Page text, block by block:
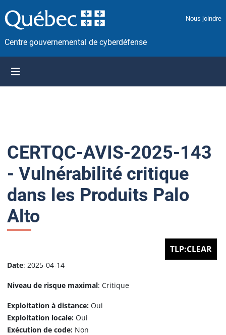
a
s
e
u
Nous joindre
Centre gouvernemental de cyberdéfense
CERTQC-AVIS-2025-143
- Vulnérabilité critique
dans les Produits Palo
Alto
TLP:CLEAR
Date: 2025-04-14
Niveau de risque maximal: Critique
Exploitation à distance: Oui
Exploitation locale: Oui
Exécution de code: Non